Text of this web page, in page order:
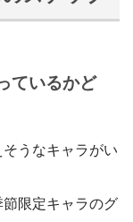
ているかど
うなキャラがい
限定キャラのグ